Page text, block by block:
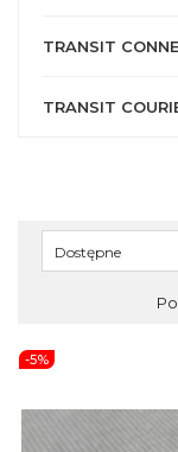
TRANSIT
TRANSIT
Dostępne
-5%